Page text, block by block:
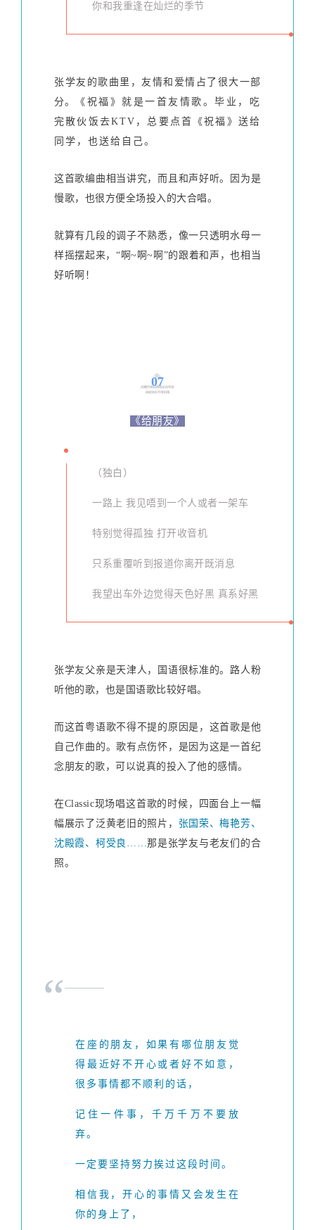
你和我重逢在灿烂的季节
张学友的歌曲里，友情和爱情占了很大一部
分。
《祝福》就是一首友情歌。毕业，吃
完散伙饭去KTV，总要点首《祝福》送给
同学，也送给自己。
这首歌编曲相当讲究，而且和声好听。因为是
慢歌，也很方便全场投入的大合唱。
就算有几段的调子不熟悉，像一只透明水母一
样摇摆起来，“啊~啊~啊”的跟着和声，也相当
好听啊！
07
《给朋友》
（独白）
一路上 我见唔到一个人或者一架车
特别觉得孤独 打开收音机
只系重覆听到报道你离开既消息
我望出车外边觉得天色好黑 真系好黑
张学友父亲是天津人，国语很标准的。路人粉
听他的歌，也是国语歌比较好唱。
而这首粤语歌不得不提的原因是，这首歌是他
自己作曲的。歌有点伤怀，是因为这是一首纪
念朋友的歌，可以说真的投入了他的感情。
在Classic现场唱这首歌的时候，四面台上一幅
幅展示了泛黄老旧的照片， 张国荣、梅艳芳、
沈殿霞、柯受良……那是张学友与老友们的合
照。
“
在座的朋友，如果有哪位朋友觉
得最近好不开心或者好不如意，
很多事情都不顺利的话，
记住一件事，千万千万不要放
弃。
一定要坚持努力挨过这段时间。
相信我，开心的事情又会发生在
你的身上了，